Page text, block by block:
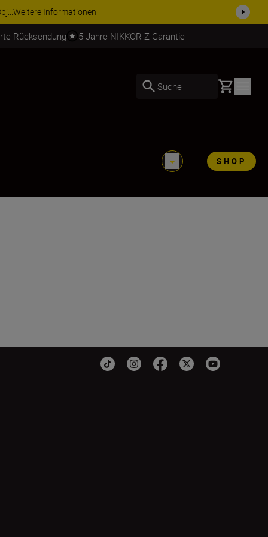
Weitere Informationen
Rücksendung 5 Jahre NIKKOR Z Garantie
Suche Basket
SHOP